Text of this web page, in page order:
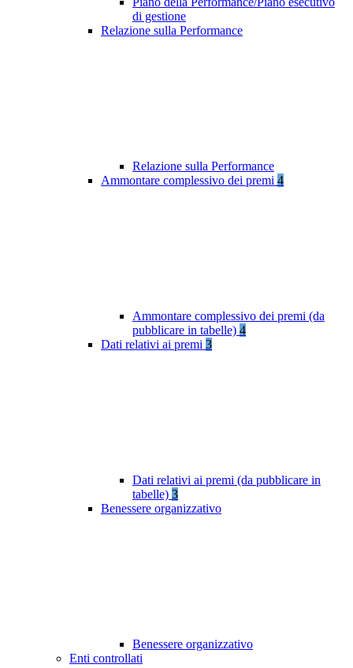
di gestione
Relazione sulla Performance
Relazione sulla Performance
Ammontare complessivo dei premi 4
Ammontare complessivo dei premi (da
pubblicare in tabelle) 4
Dati relativi ai premi 3
Dati relativi ai premi (da pubblicare in
tabelle) 3
Benessere organizzativo
Benessere organizzativo
Enti controllati